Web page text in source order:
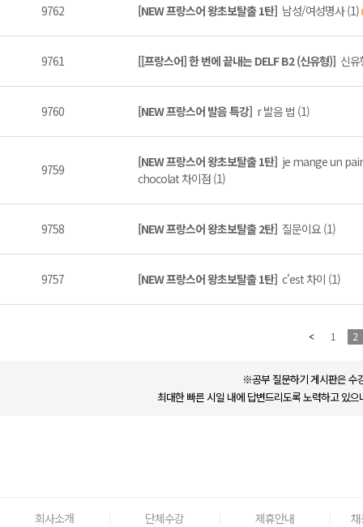
9762 [NEW 프랑스어 왕초보탈출 1탄] 남성/여성명사 (1)
9761 [[프랑스어] 한 번에 끝내는 DELF B2 (신유형)] 신
9760 [NEW 프랑스어 발음 특강] r 발음 법 (1)
9759 [NEW 프랑스어 왕초보탈출 1탄] je mange un
chocolat 차이점 (1)
9758 [NEW 프랑스어 왕초보탈출 2탄] 질문이요 (1)
9757 [NEW 프랑스어 왕초보탈출 1탄] c'est 차이 (1)
1 2
※공부 질문하기 게시판은 수
최대한 빠른 시일 내에 답변드리도록 노력하고 있
회사소개 단체수강 제휴안내